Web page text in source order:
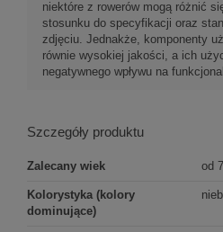
niektóre z rowerów mogą różnić
stosunku do specyfikacji oraz
zdjęciu. Jednakże, komponenty
równie wysokiej jakości, a ich
negatywnego wpływu na
Szczegóły produktu
Zalecany wiek od
Kolorystyka (kolory
dominujące)